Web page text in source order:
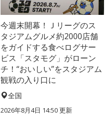
今週末開幕！Ｊリーグのス
タジアムグルメ約2000店舗
をガイドする食べログサー
ビス「スタモグ」がローン
チ！“おいしい”をスタジアム
観戦の入り口に
全国
2026年8月4日 14:50更新